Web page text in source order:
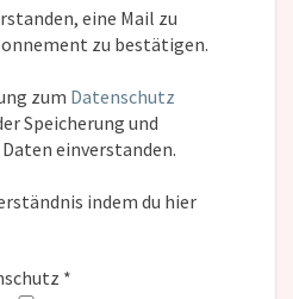
eine Mail zu
zu bestätigen.
zum Datenschutz
Speicherung und
einverstanden.
indem du hier
*